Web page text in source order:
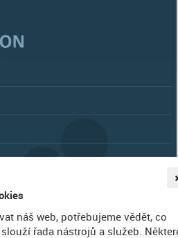
náš web, potřebujeme vědět, co
řada nástrojů a služeb.